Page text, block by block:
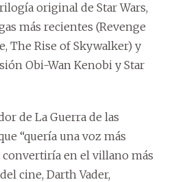
original de Star Wars,
más recientes (Revenge
The Rise of Skywalker) y
Obi-Wan Kenobi y Star
de La Guerra de las
“quería una voz más
convertiría en el villano más
cine, Darth Vader,